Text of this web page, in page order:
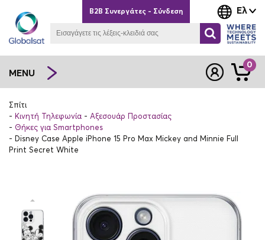
Ελ
B2B Συνεργάτες - Σύνδεση
MENU
0
Σπίτι
Κινητή Τηλεφωνία
Αξεσουάρ Προστασίας
Θήκες για Smartphones
Disney Case Apple iPhone 15 Pro Max Mickey and Minnie Full
Print Secret White